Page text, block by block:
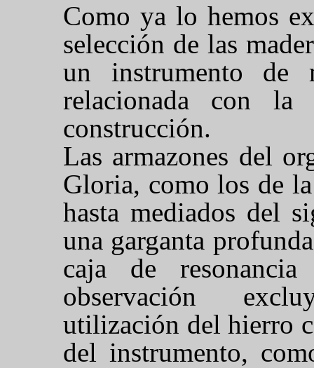
Como ya lo hemos
selección de las
un instrumento de
relacionada con la
construcción.
Las armazones del
Gloria, como los de
hasta mediados del
una garganta
caja de
observación
utilización del hierro
del instrumento,